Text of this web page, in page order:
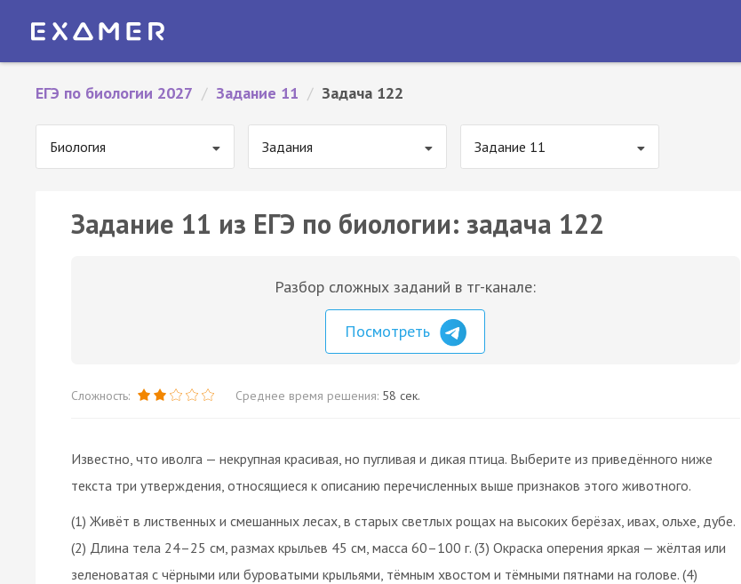
ЕГЭ по биологии 2027 / Задание 11 / Задача 122
Биология Задания Задание 11
Задание 11 из ЕГЭ по биологии: задача 122
Разбор сложных заданий в тг-канале:
Посмотреть
Сложность: Среднее время решения: 58 сек.
Известно, что иволга — некрупная красивая, но пугливая и дикая птица. Выберите из приведённого ниже
текста три утверждения, относящиеся к описанию перечисленных выше признаков этого животного.
(1) Живёт в лиственных и смешанных лесах, в старых светлых рощах на высоких берёзах, ивах, ольхе, дубе.
(2) Длина тела 24–25 см, размах крыльев 45 см, масса 60–100 г. (3) Окраска оперения яркая — жёлтая или
зеленоватая с чёрными или буроватыми крыльями, тёмным хвостом и тёмными пятнами на голове. (4)